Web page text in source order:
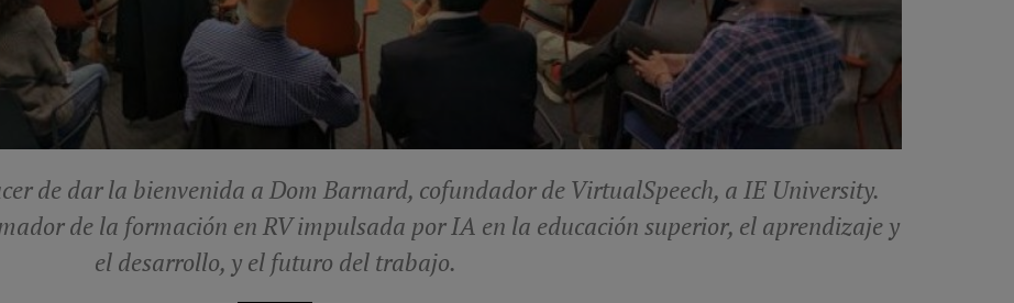
de dar la bienvenida a Dom Barnard, cofundador de VirtualSpeech, a IE University.
de la formación en RV impulsada por IA en la educación superior, el aprendizaje y
el desarrollo, y el futuro del trabajo.